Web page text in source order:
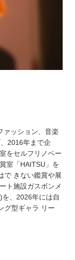
ァッション、音楽
2016年まで企
をセルフリノベー
室「HAITSU」を
で きない鑑賞や展
ト施設ガスボンメ
、2026年には自
グ型ギャラ リー